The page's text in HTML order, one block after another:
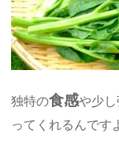
独特の食感や少
ってくれるんです